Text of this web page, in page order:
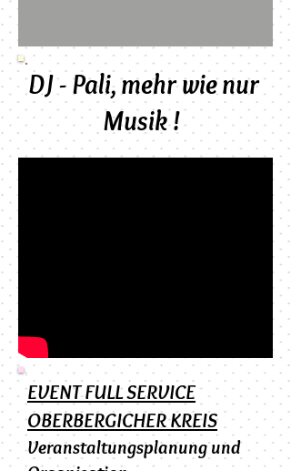
DJ - Pali, mehr wie nur
Musik !
EVENT FULL SERVICE
OBERBERGICHER KREIS
Veranstaltungsplanung und